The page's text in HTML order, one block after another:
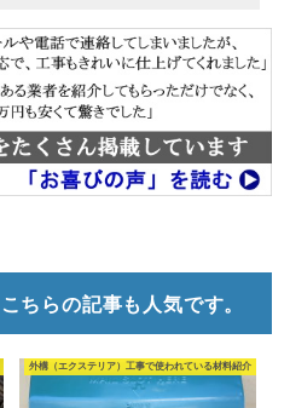
こちらの記事も人気です。
外構（エクステリア）工事で使われている材料紹介